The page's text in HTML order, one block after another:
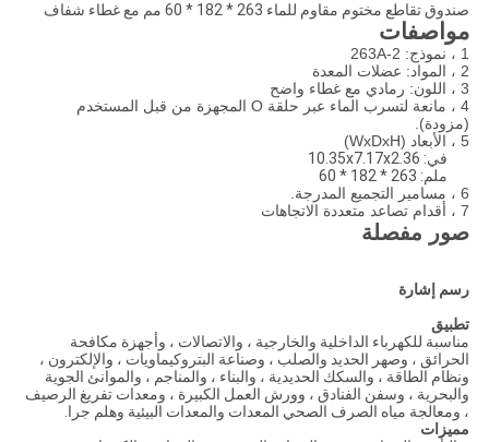
صندوق تقاطع مختوم مقاوم للماء 263 * 182 * 60 مم مع غطاء شفاف
مواصفات
1 ، نموذج: 263A-2
2 ، المواد: عضلات المعدة
3 ، اللون: رمادي مع غطاء واضح
4 ، مانعة لتسرب الماء عبر حلقة O المجهزة من قبل المستخدم
(مزودة).
5 ، الأبعاد (WxDxH)
في: 10.35x7.17x2.36
ملم: 263 * 182 * 60
6 ، مسامير التجميع المدرجة.
7 ، أقدام تصاعد متعددة الاتجاهات
صور مفصلة
رسم إشارة
تطبيق
مناسبة للكهرباء الداخلية والخارجية ، والاتصالات ، وأجهزة مكافحة
الحرائق ، وصهر الحديد والصلب ، وصناعة البتروكيماويات ، والإلكترون ،
ونظام الطاقة ، والسكك الحديدية ، والبناء ، والمناجم ، والموانئ الجوية
والبحرية ، وسفن الفنادق ، وورش العمل الكبيرة ، ومعدات تفريغ الرصيف
، ومعالجة مياه الصرف الصحي المعدات والمعدات البيئية وهلم جرا.
مميزات